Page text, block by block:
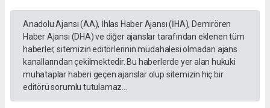
Anadolu Ajansı (AA), İhlas Haber Ajansı (İHA), Demirören
Haber Ajansı (DHA) ve diğer ajanslar tarafından eklenen tüm
haberler, sitemizin editörlerinin müdahalesi olmadan ajans
kanallarından çekilmektedir. Bu haberlerde yer alan hukuki
muhataplar haberi geçen ajanslar olup sitemizin hiç bir
editörü sorumlu tutulamaz...